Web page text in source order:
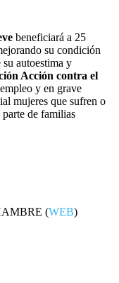
beneficiará a 25
su condición
autoestima y
Acción contra el
y en grave
mujeres que sufren o
de familias
(WEB)